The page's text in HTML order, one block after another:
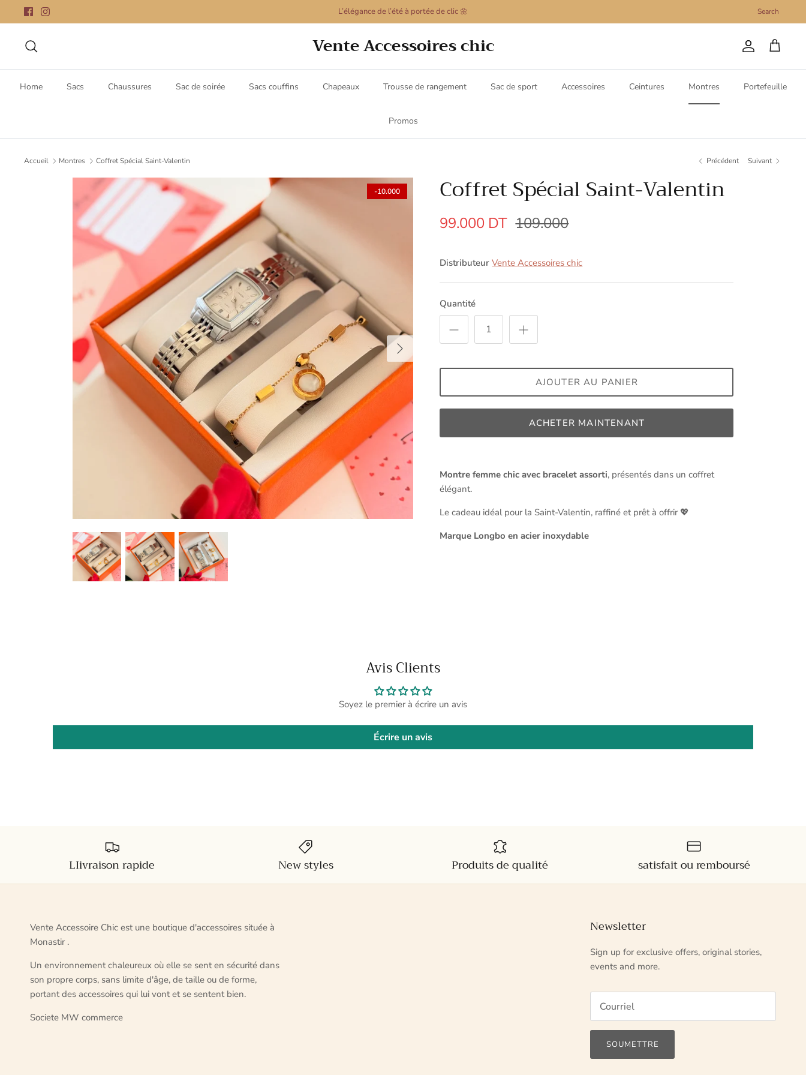
Passer
au
L’élégance de l’été à portée de clic 🌼 Search
Vente Accessoires chic Compte
Panier
Home Sacs Chaussures Sac de soirée Sacs couffins Chapeaux Trousse de rangement Sac de sport Accessoires Ceintures Montres Portefeuille
Promos
Accueil Montres Coffret Spécial Saint-Valentin Précédent Suivant
-10.000 Coffret Spécial Saint-Valentin
99.000 DT 109.000
Distributeur Vente Accessoires chic
Quantité
AJOUTER AU PANIER
ACHETER MAINTENANT
Montre femme chic avec bracelet assorti, présentés dans un coffret
élégant.
Le cadeau idéal pour la Saint-Valentin, raffiné et prêt à offrir 💖
Marque Longbo en acier inoxydable
Avis Clients
Soyez le premier à écrire un avis
Écrire un avis
LIivraison rapide New styles Produits de qualité satisfait ou remboursé
Vente Accessoire Chic est une boutique d'accessoires située à
Monastir .
Un environnement chaleureux où elle se sent en sécurité dans
son propre corps, sans limite d'âge, de taille ou de forme,
portant des accessoires qui lui vont et se sentent bien.
Societe MW commerce
Newsletter
Sign up for exclusive offers, original stories,
events and more.
SOUMETTRE